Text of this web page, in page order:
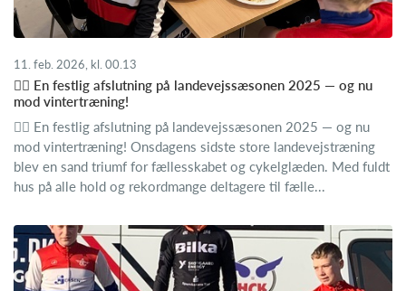
11. feb. 2026, kl. 00.13
🚴‍♂️ En festlig afslutning på landevejssæsonen 2025 — og nu
mod vintertræning!
🚴‍♂️ En festlig afslutning på landevejssæsonen 2025 — og nu
mod vintertræning! Onsdagens sidste store landevejstræning
blev en sand triumf for fællesskabet og cykelglæden. Med fuldt
hus på alle hold og rekordmange deltagere til fælle...